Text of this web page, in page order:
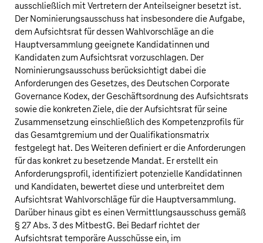
ausschließlich mit Vertretern der Anteilseigner besetzt ist.
Der Nominierungsausschuss hat insbesondere die Aufgabe,
dem Aufsichtsrat für dessen Wahlvorschläge an die
Hauptversammlung geeignete Kandidatinnen und
Kandidaten zum Aufsichtsrat vorzuschlagen. Der
Nominierungsausschuss berücksichtigt dabei die
Anforderungen des Gesetzes, des Deutschen Corporate
Governance Kodex, der Geschäftsordnung des Aufsichtsrats
sowie die konkreten Ziele, die der Aufsichtsrat für seine
Zusammensetzung einschließlich des Kompetenzprofils für
das Gesamtgremium und der Qualifikationsmatrix
festgelegt hat. Des Weiteren definiert er die Anforderungen
für das konkret zu besetzende Mandat. Er erstellt ein
Anforderungsprofil, identifiziert potenzielle Kandidatinnen
und Kandidaten, bewertet diese und unterbreitet dem
Aufsichtsrat Wahlvorschläge für die Hauptversammlung.
Darüber hinaus gibt es einen Vermittlungsausschuss gemäß
§ 27 Abs. 3 des MitbestG. Bei Bedarf richtet der
Aufsichtsrat temporäre Ausschüsse ein, im